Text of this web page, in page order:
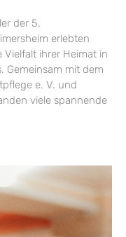
der 5.
erlebten
Vielfalt ihrer Heimat in
Gemeinsam mit dem
e. V. und
viele spannende